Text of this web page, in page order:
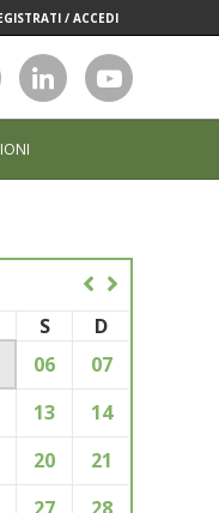
/ ACCEDI
S
D
06
07
13
14
20
21